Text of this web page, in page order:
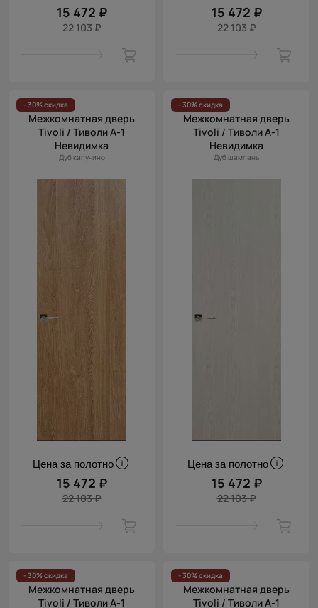
15 472 ₽
22 103 ₽
15 472 ₽
22 103 ₽
- 30% скидка
Межкомнатная дверь
Tivoli / Тиволи А-1
Невидимка
Дуб капучино
Цена за полотно
15 472 ₽
22 103 ₽
- 30% скидка
Межкомнатная дверь
Tivoli / Тиволи А-1
Невидимка
Дуб шампань
Цена за полотно
15 472 ₽
22 103 ₽
- 30% скидка
Межкомнатная дверь
Tivoli / Тиволи А-1
- 30% скидка
Межкомнатная дверь
Tivoli / Тиволи А-1